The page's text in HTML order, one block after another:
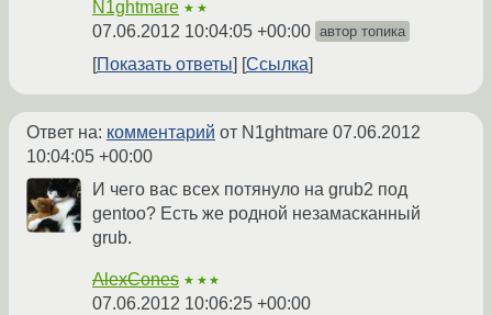
N1ghtmare ★★
07.06.2012 10:04:05 +00:00 автор топика
Показать ответы Ссылка
Ответ на: комментарий от N1ghtmare 07.06.2012
10:04:05 +00:00
И чего вас всех потянуло на grub2 под
gentoo? Есть же родной незамасканный
grub.
AlexCones ★★★
07.06.2012 10:06:25 +00:00